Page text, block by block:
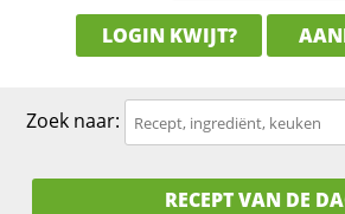
LOGIN KWIJT?
Zoek naar:
RECEPT VAN DE